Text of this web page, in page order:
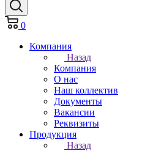
0
Компания
Назад
Компания
О нас
Наш коллектив
Документы
Вакансии
Реквизиты
Продукция
Назад